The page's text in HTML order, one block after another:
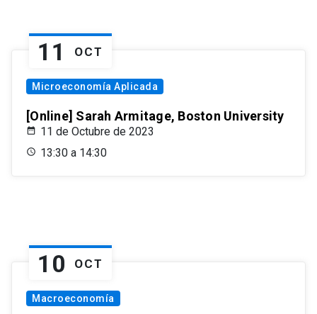
11 OCT
Microeconomía Aplicada
[Online] Sarah Armitage, Boston University
11 de Octubre de 2023
13:30 a 14:30
10 OCT
Macroeconomía